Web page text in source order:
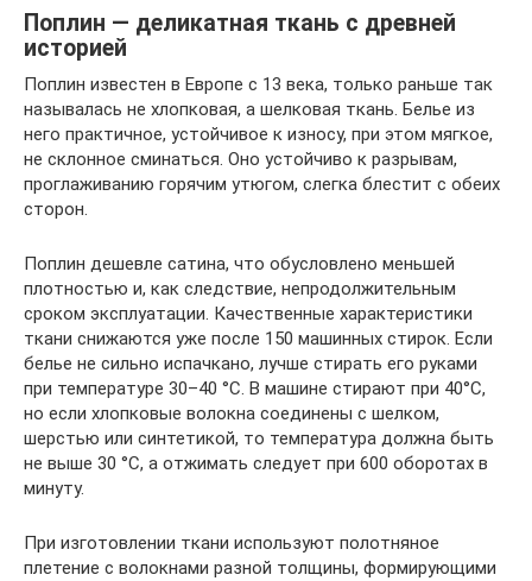
Поплин — деликатная ткань с древней
историей
Поплин известен в Европе с 13 века, только раньше так
называлась не хлопковая, а шелковая ткань. Белье из
него практичное, устойчивое к износу, при этом мягкое,
не склонное сминаться. Оно устойчиво к разрывам,
проглаживанию горячим утюгом, слегка блестит с обеих
сторон.
Поплин дешевле сатина, что обусловлено меньшей
плотностью и, как следствие, непродолжительным
сроком эксплуатации. Качественные характеристики
ткани снижаются уже после 150 машинных стирок. Если
белье не сильно испачкано, лучше стирать его руками
при температуре 30–40 °C. В машине стирают при 40°C,
но если хлопковые волокна соединены с шелком,
шерстью или синтетикой, то температура должна быть
не выше 30 °C, а отжимать следует при 600 оборотах в
минуту.
При изготовлении ткани используют полотняное
плетение с волокнами разной толщины, формирующими